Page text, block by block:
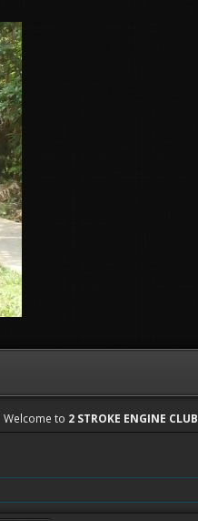
Welcome to 2 STROKE ENGINE CLUB